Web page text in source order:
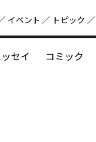
イベント トピック
セイ コミック